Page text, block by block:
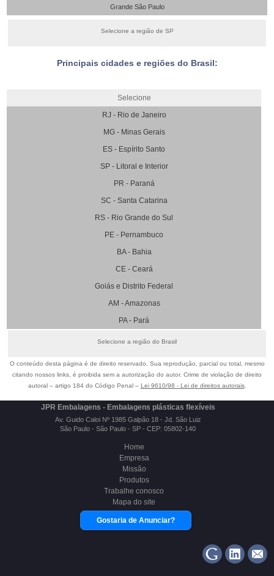
Grande São Paulo
Selecione a região de SP
Principais cidades e regiões do Brasil:
Selecione
RJ - Rio de Janeiro
MG - Minas Gerais
ES - Espírito Santo
SP - Litoral e Interior
PR - Paraná
SC - Santa Catarina
RS - Rio Grande do Sul
PE - Pernambuco
BA - Bahia
CE - Ceará
Goiás e Distrito Federal
AM - Amazonas
PA - Pará
Selecione a região do Brasil
O conteúdo desta página é de direito reservado. Sua reprodução, parcial ou total, mesmo
citando nossos links, é proibida sem a autorização do autor. Crime de violação de direito
autoral – artigo 184 do Código Penal – Lei 9610/98 - Lei de direitos autorais.
JPR Embalagens - Embalagens plásticas flexíveis
Av. Guido Caloi Nº 1985 Galpão 18 - Jd. São Luiz
São Paulo - São Paulo - SP - CEP: 05802-140
Home
Empresa
Missão
Produtos
Trabalhe conosco
Mapa do site
Gostaria de Anunciar?